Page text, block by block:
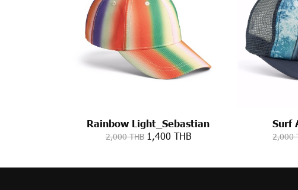
Rainbow Light_Sebastian
2,000 THB 1,400 THB
Surf
2,000